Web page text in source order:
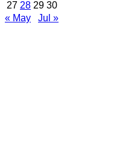
27 28 29 30
« May
Jul »